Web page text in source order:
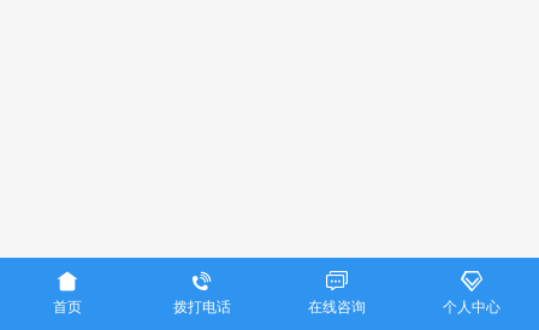

首页

拨打电话

在线咨询

个人中心